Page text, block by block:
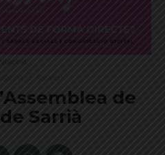
Publicitat
de
Sarrià